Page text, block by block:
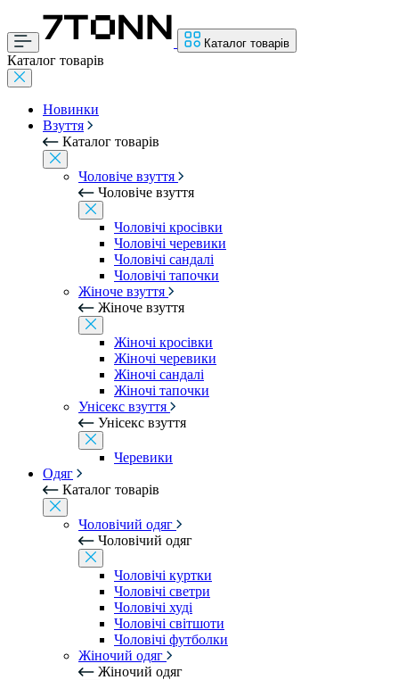
Каталог товарів
Каталог товарів
Новинки
Взуття
Каталог товарів
Чоловіче взуття
Чоловіче взуття
Чоловічі кросівки
Чоловічі черевики
Чоловічі сандалі
Чоловічі тапочки
Жіноче взуття
Жіноче взуття
Жіночі кросівки
Жіночі черевики
Жіночі сандалі
Жіночі тапочки
Унісекс взуття
Унісекс взуття
Черевики
Одяг
Каталог товарів
Чоловічий одяг
Чоловічий одяг
Чоловічі куртки
Чоловічі светри
Чоловічі худі
Чоловічі світшоти
Чоловічі футболки
Жіночий одяг
Жіночий одяг